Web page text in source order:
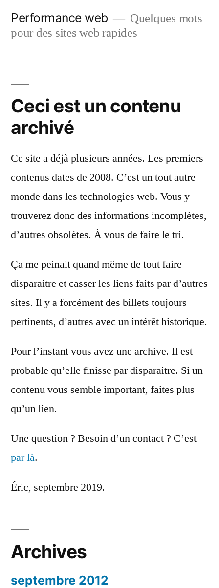
Performance web
Quelques mots
pour des sites web rapides
Ceci est un contenu
archivé
Ce site a déjà plusieurs années. Les premiers
contenus dates de 2008. C’est un tout autre
monde dans les technologies web. Vous y
trouverez donc des informations incomplètes,
d’autres obsolètes. À vous de faire le tri.
Ça me peinait quand même de tout faire
disparaitre et casser les liens faits par d’autres
sites. Il y a forcément des billets toujours
pertinents, d’autres avec un intérêt historique.
Pour l’instant vous avez une archive. Il est
probable qu’elle finisse par disparaitre. Si un
contenu vous semble important, faites plus
qu’un lien.
Une question ? Besoin d’un contact ? C’est
par là.
Éric, septembre 2019.
Archives
septembre 2012